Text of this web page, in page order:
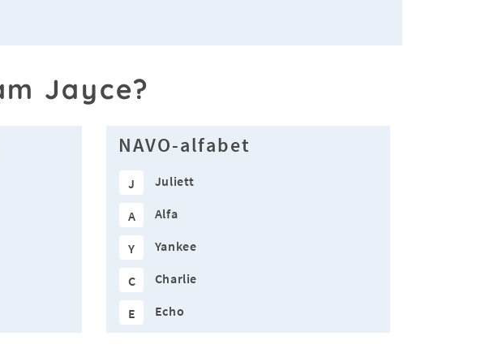
Jayce?
NAVO-alfabet
J Juliett
A Alfa
Y Yankee
C Charlie
E Echo